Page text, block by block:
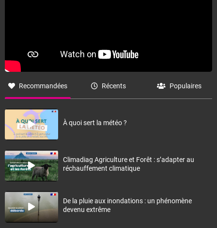
Recommandées Récents Populaires
À quoi sert la météo ?
Climadiag Agriculture et Forêt : s’adapter au
réchauffement climatique
De la pluie aux inondations : un phénomène
devenu extrême